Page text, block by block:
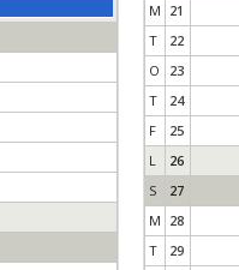
M 21
T
22
O
23
T
24
F
25
L
26
S
27
M 28
T
29